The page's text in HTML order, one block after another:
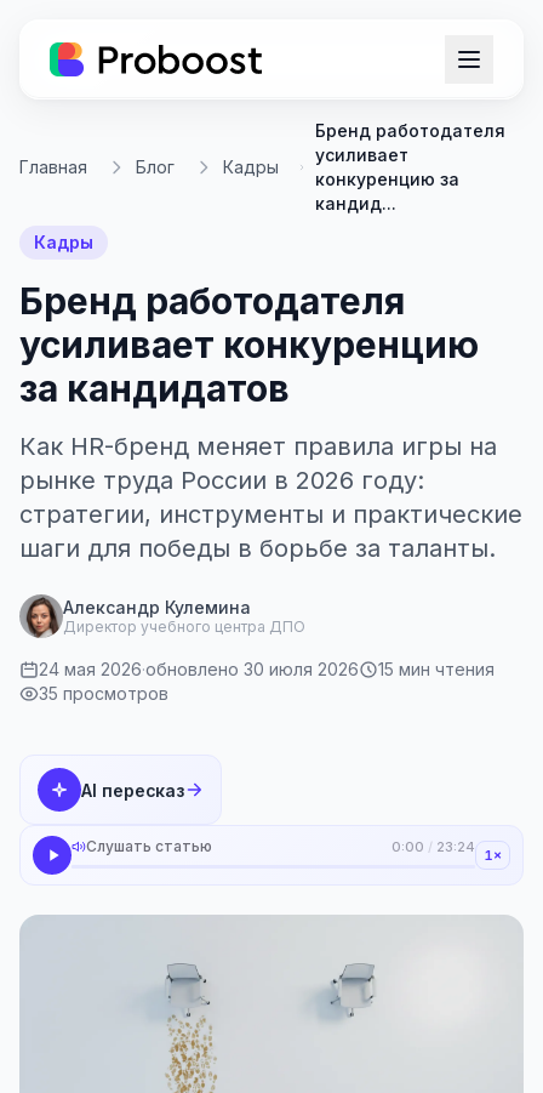
Главная Блог Кадры
Бренд работодателя
усиливает
конкуренцию за
кандид...
Кадры
Бренд работодателя
усиливает конкуренцию
за кандидатов
Как HR-бренд меняет правила игры на
рынке труда России в 2026 году:
стратегии, инструменты и практические
шаги для победы в борьбе за таланты.
Александр Кулемина
Директор учебного центра ДПО
24 мая 2026·обновлено 30 июля 2026
15 мин чтения
35 просмотров
AI пересказ
Слушать статью 0:00 / 23:24 1×